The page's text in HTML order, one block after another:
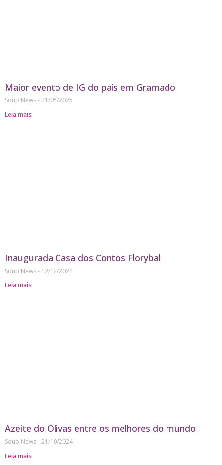
Maior evento de IG do país em Gramado
Soup News 21/05/2025
Leia mais
Inaugurada Casa dos Contos Florybal
Soup News
12/12/2024
Leia mais
Azeite do Olivas entre os melhores do mundo
Soup News 21/10/2024
Leia mais